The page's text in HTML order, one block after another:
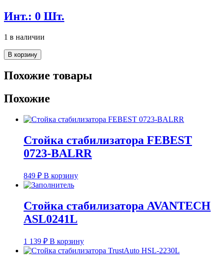
Инт.: 0 Шт.
1 в наличии
Количество
товара
Стойка
стабилизатора
HSL-
(54618-
JD00A)
В корзину
Похожие товары
Похожие
Стойка стабилизатора FEBEST
0723-BALRR
849 ₽ В корзину
Стойка стабилизатора AVANTECH
ASL0241L
1 139 ₽ В корзину